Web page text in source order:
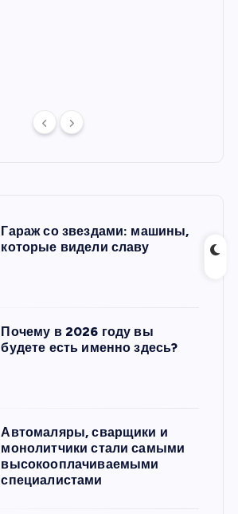
Гараж со звездами: машины,
которые видели славу
Почему в 2026 году вы
будете есть именно здесь?
Автомаляры, сварщики и
монолитчики стали самыми
высокооплачиваемыми
специалистами